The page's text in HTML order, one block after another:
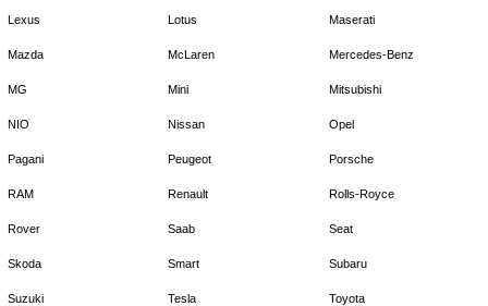
Lexus Lotus Maserati
Mazda McLaren Mercedes-Benz
MG Mini Mitsubishi
NIO Nissan Opel
Pagani Peugeot Porsche
RAM Renault Rolls-Royce
Rover Saab Seat
Skoda Smart Subaru
Suzuki Tesla Toyota